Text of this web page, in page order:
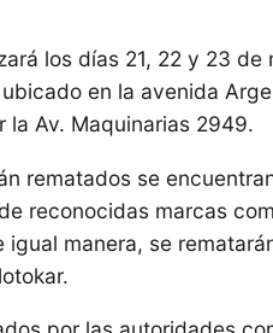
los días 21, 22 y 23
en la avenida
la Av. Maquinarias 2949.
rematados se
de reconocidas marcas
igual manera, se